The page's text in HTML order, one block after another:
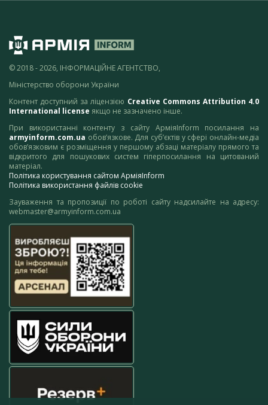
© 2018 - 2026, ІНФОРМАЦІЙНЕ АГЕНТСТВО,
Міністерство оборони України
Контент доступний за ліцензією Creative Commons Attribution 4.0
International license якщо не зазначено інше.
При використанні контенту з сайту АрміяInform посилання на
armyinform.com.ua обов’язкове. Для суб’єктів у сфері онлайн-медіа
обов’язковим є розміщення у першому абзаці матеріалу прямого та
відкритого для пошукових систем гіперпосилання на цитований
матеріал.
Політика користування сайтом АрміяInform
Політика використання файлів cookie
Зауваження та пропозиції по роботі сайту надсилайте на адресу:
webmaster@armyinform.com.ua